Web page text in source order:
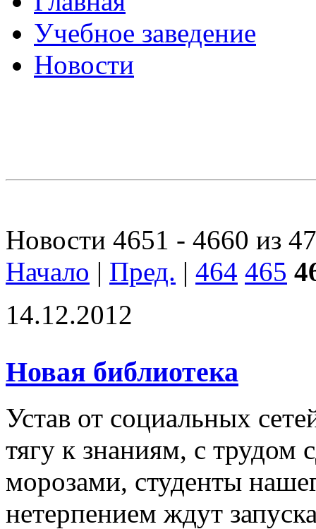
Учебное заведение
Новости
Новости 4651 - 4660 из
Начало | Пред. | 464 465
14.12.2012
Новая библиотека
Устав от социальных
тягу к знаниям, с
морозами, студенты
нетерпением ждут